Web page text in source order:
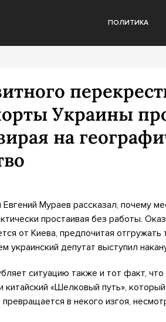
ПОЛИТИКА
Украины
на
Мураев рассказал, почему
простаивая без работы.
от Киева, предпочитая отгружать
украинский депутат выступил
ситуацию также и тот факт,
китайский «Шелковый путь»,
в некого изгоя,